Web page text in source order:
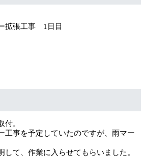
拡張工事 1日目
付。
工事を予定していたのですが、雨マー
して、作業に入らせてもらいました。